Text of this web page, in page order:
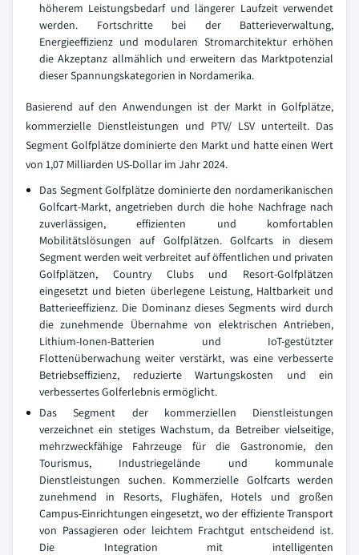
höherem Leistungsbedarf und längerer Laufzeit verwendet
werden. Fortschritte bei der Batterieverwaltung,
Energieeffizienz und modularen Stromarchitektur erhöhen
die Akzeptanz allmählich und erweitern das Marktpotenzial
dieser Spannungskategorien in Nordamerika.
Basierend auf den Anwendungen ist der Markt in Golfplätze,
kommerzielle Dienstleistungen und PTV/ LSV unterteilt. Das
Segment Golfplätze dominierte den Markt und hatte einen Wert
von 1,07 Milliarden US-Dollar im Jahr 2024.
Das Segment Golfplätze dominierte den nordamerikanischen
Golfcart-Markt, angetrieben durch die hohe Nachfrage nach
zuverlässigen, effizienten und komfortablen
Mobilitätslösungen auf Golfplätzen. Golfcarts in diesem
Segment werden weit verbreitet auf öffentlichen und privaten
Golfplätzen, Country Clubs und Resort-Golfplätzen
eingesetzt und bieten überlegene Leistung, Haltbarkeit und
Batterieeffizienz. Die Dominanz dieses Segments wird durch
die zunehmende Übernahme von elektrischen Antrieben,
Lithium-Ionen-Batterien und IoT-gestützter
Flottenüberwachung weiter verstärkt, was eine verbesserte
Betriebseffizienz, reduzierte Wartungskosten und ein
verbessertes Golferlebnis ermöglicht.
Das Segment der kommerziellen Dienstleistungen
verzeichnet ein stetiges Wachstum, da Betreiber vielseitige,
mehrzweckfähige Fahrzeuge für die Gastronomie, den
Tourismus, Industriegelände und kommunale
Dienstleistungen suchen. Kommerzielle Golfcarts werden
zunehmend in Resorts, Flughäfen, Hotels und großen
Campus-Einrichtungen eingesetzt, wo der effiziente Transport
von Passagieren oder leichtem Frachtgut entscheidend ist.
Die Integration mit intelligenten